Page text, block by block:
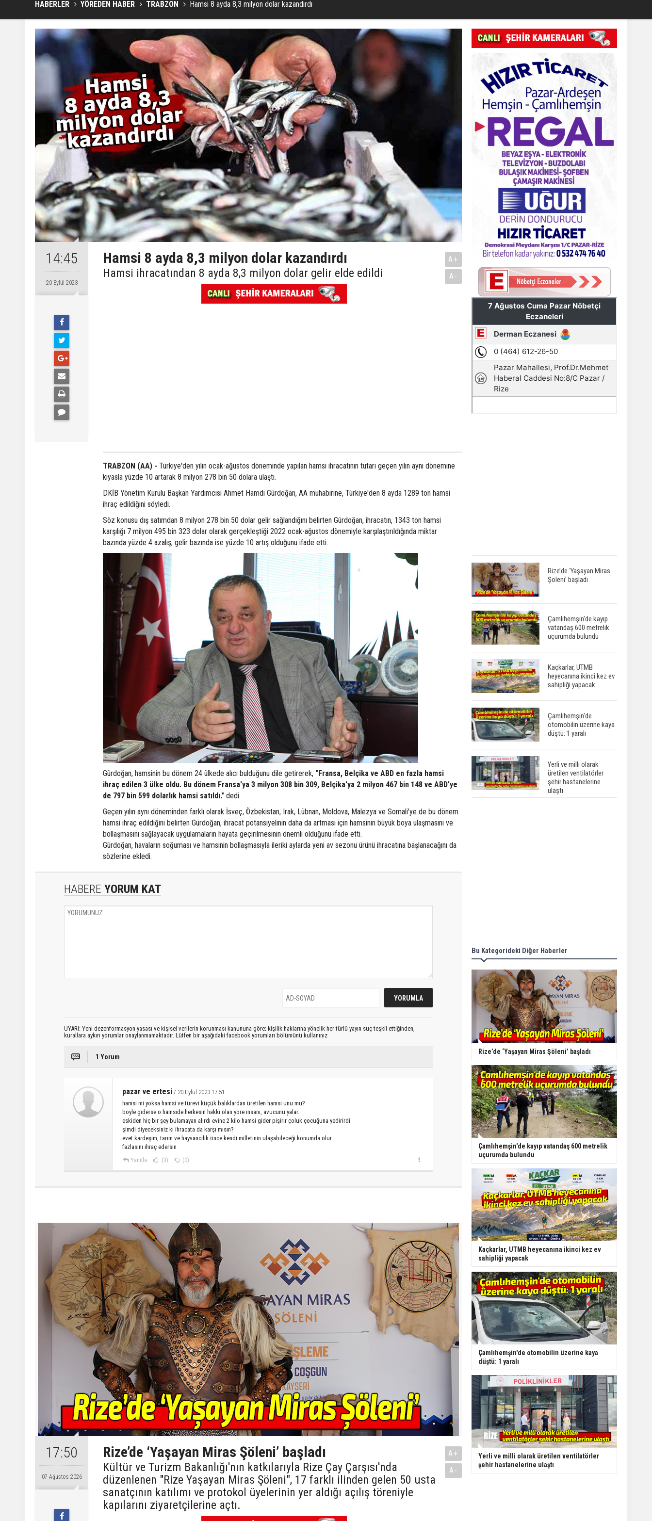
HABERLER YÖREDEN HABER TRABZON Hamsi 8 ayda 8,3 milyon dolar kazandırdı
14:45
20 Eylül 2023
Hamsi 8 ayda 8,3 milyon dolar kazandırdı
Hamsi ihracatından 8 ayda 8,3 milyon dolar gelir elde edildi
A+
A-
TRABZON (AA) - Türkiye'den yılın ocak-ağustos döneminde yapılan hamsi ihracatının tutarı geçen yılın aynı dönemine
kıyasla yüzde 10 artarak 8 milyon 278 bin 50 dolara ulaştı.
DKİB Yönetim Kurulu Başkan Yardımcısı Ahmet Hamdi Gürdoğan, AA muhabirine, Türkiye'den 8 ayda 1289 ton hamsi
ihraç edildiğini söyledi.
Söz konusu dış satımdan 8 milyon 278 bin 50 dolar gelir sağlandığını belirten Gürdoğan, ihracatın, 1343 ton hamsi
karşılığı 7 milyon 495 bin 323 dolar olarak gerçekleştiği 2022 ocak-ağustos dönemiyle karşılaştırıldığında miktar
bazında yüzde 4 azalış, gelir bazında ise yüzde 10 artış olduğunu ifade etti.
Gürdoğan, hamsinin bu dönem 24 ülkede alıcı bulduğunu dile getirerek, "Fransa, Belçika ve ABD en fazla hamsi
ihraç edilen 3 ülke oldu. Bu dönem Fransa'ya 3 milyon 308 bin 309, Belçika'ya 2 milyon 467 bin 148 ve ABD'ye
de 797 bin 599 dolarlık hamsi satıldı." dedi.
Geçen yılın aynı döneminden farklı olarak İsveç, Özbekistan, Irak, Lübnan, Moldova, Malezya ve Somali'ye de bu dönem
hamsi ihraç edildiğini belirten Gürdoğan, ihracat potansiyelinin daha da artması için hamsinin büyük boya ulaşmasını ve
bollaşmasını sağlayacak uygulamaların hayata geçirilmesinin önemli olduğunu ifade etti.
Gürdoğan, havaların soğuması ve hamsinin bollaşmasıyla ileriki aylarda yeni av sezonu ürünü ihracatına başlanacağını da
sözlerine ekledi.
HABERE YORUM KAT
UYARI: Yeni dezenformasyon yasası ve kişisel verilerin korunması kanununa göre; kişilik haklarına yönelik her türlü yayın suç teşkil ettiğinden,
kurallara aykırı yorumlar onaylanmamaktadır. Lütfen bir aşağıdaki facebook yorumları bölümünü kullanınız
1 Yorum
pazar ve ertesi / 20 Eylül 2023 17:51
hamsi mi yoksa hamsi ve türevi küçük balıklardan üretilen hamsi unu mu?
böyle giderse o hamside herkesin hakkı olan yöre insanı, avucunu yalar.
eskiden hiç bir şey bulamayan alırdı evine 2 kilo hamsi gider pişirir çoluk çocuğuna yedirirdi
şimdi diyeceksiniz ki ihracata da karşı mısın?
evet kardeşim, tarım ve hayvancılık önce kendi milletinin ulaşabileceği konumda olur.
fazlasını ihraç edersin
Yanıtla (3) (0)
17:50
07 Ağustos 2026
Rize’de ‘Yaşayan Miras Şöleni’ başladı
Kültür ve Turizm Bakanlığı'nın katkılarıyla Rize Çay Çarşısı'nda
düzenlenen "Rize Yaşayan Miras Şöleni", 17 farklı ilinden gelen 50 usta
sanatçının katılımı ve protokol üyelerinin yer aldığı açılış töreniyle
kapılarını ziyaretçilerine açtı.
A+
A-
Rize’de ‘Yaşayan Miras
Şöleni’ başladı
Çamlıhemşin'de kayıp
vatandaş 600 metrelik
uçurumda bulundu
Kaçkarlar, UTMB
heyecanına ikinci kez ev
sahipliği yapacak
Çamlıhemşin'de
otomobilin üzerine kaya
düştü: 1 yaralı
Yerli ve milli olarak
üretilen ventilatörler
şehir hastanelerine
ulaştı
Bu Kategorideki Diğer Haberler
Rize’de ‘Yaşayan Miras Şöleni’ başladı
Çamlıhemşin'de kayıp vatandaş 600 metrelik
uçurumda bulundu
Kaçkarlar, UTMB heyecanına ikinci kez ev
sahipliği yapacak
Çamlıhemşin'de otomobilin üzerine kaya
düştü: 1 yaralı
Yerli ve milli olarak üretilen ventilatörler
şehir hastanelerine ulaştı